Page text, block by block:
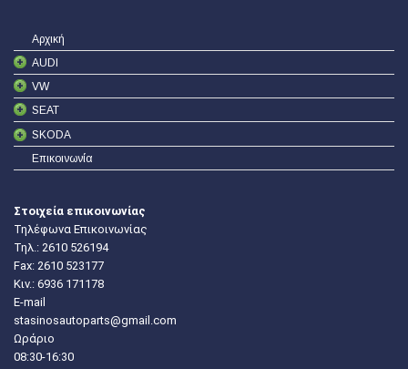
Αρχική
AUDI
VW
SEAT
SKODA
Επικοινωνία
Στοιχεία επικοινωνίας
Τηλέφωνα Επικοινωνίας
Τηλ.: 2610 526194
Fax: 2610 523177
Κιν.: 6936 171178
E-mail
stasinosautoparts@gmail.com
Ωράριο
08:30-16:30